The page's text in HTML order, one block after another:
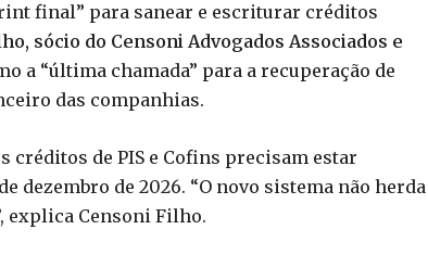
final” para sanear e escriturar créditos
sócio do Censoni Advogados Associados e
a “última chamada” para a recuperação de
das companhias.
créditos de PIS e Cofins precisam estar
dezembro de 2026. “O novo sistema não herda
explica Censoni Filho.